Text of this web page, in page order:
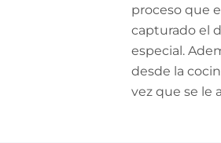
proceso que
capturado el
especial.
desde la
vez que se le